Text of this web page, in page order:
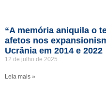
“A memória aniquila o
afetos nos
Ucrânia em 2014 e 2022
12 de julho de 2025
Leia mais »